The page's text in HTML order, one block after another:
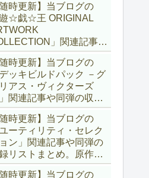
随時更新】当ブログの
遊☆戯☆王 ORIGINAL
」関連記事や
の収録リストまとめ。
ンガスタイルとオーバー
レームに焦点を当てた新
！！また、原作のモン
ーもリメイクされてい
す！！【遊戯王OCG】
随時更新】当ブログの
デッキビルドパック －グ
アス・ヴィクターズ
関連記事や同弾の収録
トまとめ。効果を持た
い古のモンスターを使役
る儀式テーマ「セネト」
え、「レイズ・ムー
や「異解△」も登
！！【遊戯王OCG】
随時更新】当ブログの
ユーティリティ・セレク
ン」関連記事や同弾の
リストまとめ。原作の
ーンや懐かしの人気モ
随時更新】当ブログの